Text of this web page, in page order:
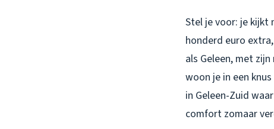
Stel je voor: je kijkt
honderd euro
als Geleen, met
woon je in een
in Geleen-Zuid
comfort zomaar